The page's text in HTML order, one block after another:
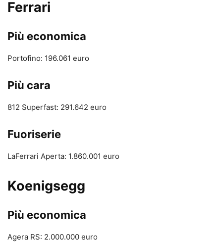
Ferrari
Più economica
Portofino: 196.061 euro
Più cara
812 Superfast: 291.642 euro
Fuoriserie
LaFerrari Aperta: 1.860.001 euro
Koenigsegg
Più economica
Agera RS: 2.000.000 euro